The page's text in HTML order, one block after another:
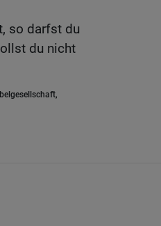
so darfst du
du nicht